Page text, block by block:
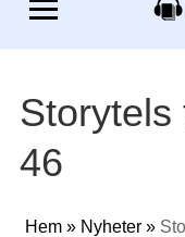
Storytels
46
Hem» Nyheter»